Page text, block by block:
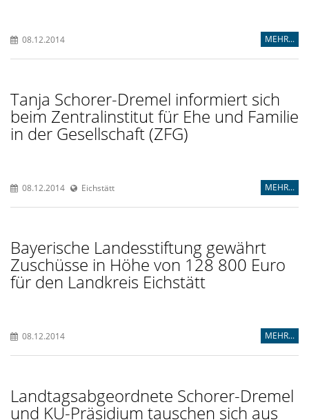
08.12.2014 MEHR...
Tanja Schorer-Dremel informiert sich
beim Zentralinstitut für Ehe und Familie
in der Gesellschaft (ZFG)
08.12.2014 Eichstätt MEHR...
Bayerische Landesstiftung gewährt
Zuschüsse in Höhe von 128 800 Euro
für den Landkreis Eichstätt
08.12.2014 MEHR...
Landtagsabgeordnete Schorer-Dremel
und KU-Präsidium tauschen sich aus